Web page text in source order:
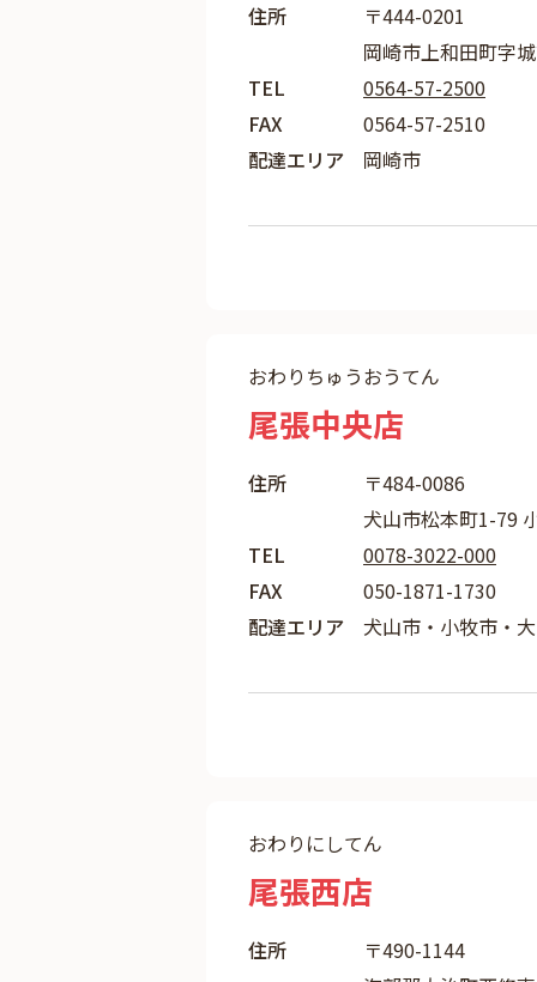
住所
〒444-0201
岡崎市上和田町字
TEL
0564-57-2500
FAX
0564-57-2510
配達エリア
岡崎市
おわりちゅうおうてん
尾張中央店
住所
〒484-0086
犬山市松本町1-79
TEL
0078-3022-000
FAX
050-1871-1730
配達エリア
犬山市・小牧市・
おわりにしてん
尾張西店
住所
〒490-1144